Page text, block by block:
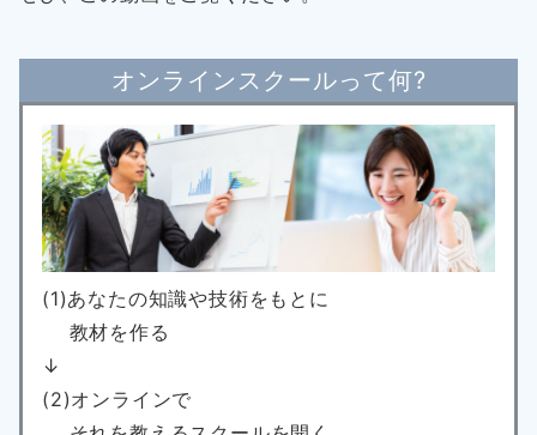
オンラインスクールって何?
(1)あなたの知識や技術をもとに
教材を作る
↓
(2)オンラインで